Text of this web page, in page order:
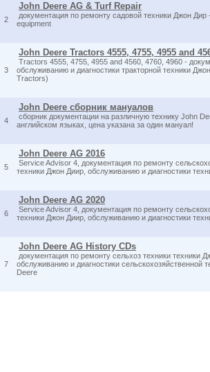
2
John Deere AG & Turf Repair
документация по ремонту садовой техники Джон Дир
equipment
3
John Deere Tractors 4555, 4755, 4955 and
Tractors 4555, 4755, 4955 and 4560, 4760, 4960 -
обслуживанию и диагностики тракторной техники
Tractors)
4
John Deere сборник мануалов
сборник документации на различную технику John
английском языках, цена указана за один мануал!
5
John Deere AG 2016
Service Advisor 4, документация по ремонту
техники Джон Диир, обслуживанию и диагностики
6
John Deere AG 2020
Service Advisor 4, документация по ремонту
техники Джон Диир, обслуживанию и диагностики
7
John Deere AG History CDs
документация по ремонту сельхоз техники техники
обслуживанию и диагностики сельскохозяйственной
Deere